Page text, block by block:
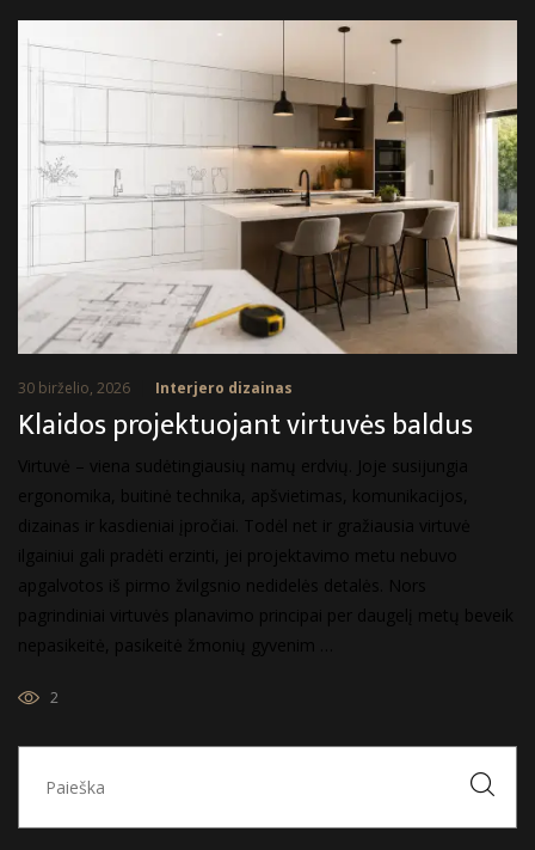
30 birželio, 2026 Interjero dizainas
Klaidos projektuojant virtuvės baldus
Virtuvė – viena sudėtingiausių namų erdvių. Joje susijungia
ergonomika, buitinė technika, apšvietimas, komunikacijos,
dizainas ir kasdieniai įpročiai. Todėl net ir gražiausia virtuvė
ilgainiui gali pradėti erzinti, jei projektavimo metu nebuvo
apgalvotos iš pirmo žvilgsnio nedidelės detalės. Nors
pagrindiniai virtuvės planavimo principai per daugelį metų beveik
nepasikeitė, pasikeitė žmonių gyvenim …
2